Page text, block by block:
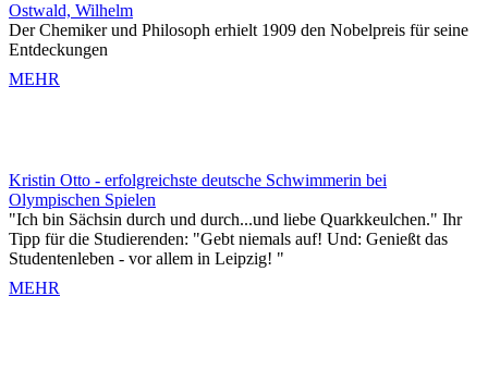
Ostwald, Wilhelm
Der Chemiker und Philosoph erhielt 1909 den Nobelpreis für seine
Entdeckungen
MEHR
Kristin Otto - erfolgreichste deutsche Schwimmerin bei
Olympischen Spielen
"Ich bin Sächsin durch und durch...und liebe Quarkkeulchen." Ihr
Tipp für die Studierenden: "Gebt niemals auf! Und: Genießt das
Studentenleben - vor allem in Leipzig! "
MEHR